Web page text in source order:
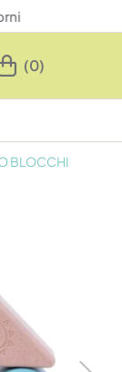
(0)
BLOCCHI